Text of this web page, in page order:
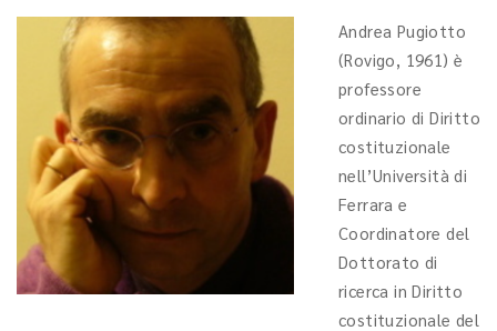
Andrea Pugiotto
(Rovigo, 1961) è
professore
ordinario di Diritto
costituzionale
nell’Università di
Ferrara e
Coordinatore del
Dottorato di
ricerca in Diritto
costituzionale del